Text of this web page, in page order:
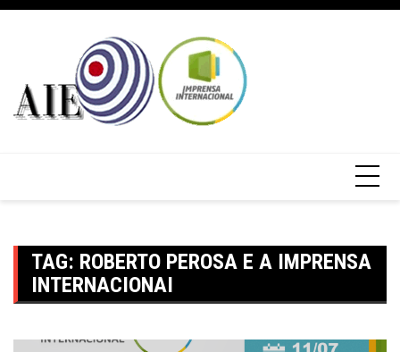
TAG: ROBERTO PEROSA E A IMPRENSA
INTERNACIONAI